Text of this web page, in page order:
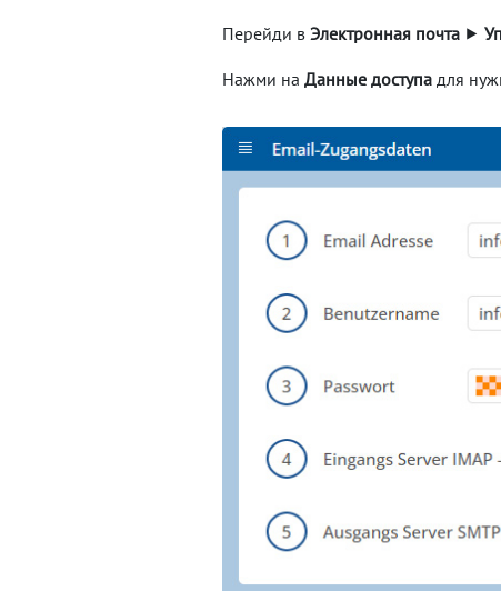
Перейди в Электронная почта ⯈
Нажми на Данные доступа для